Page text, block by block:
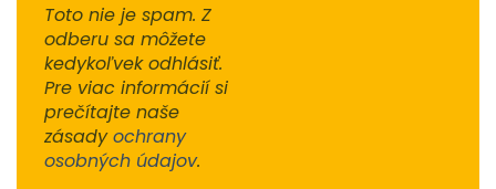
Toto nie je spam. Z
odberu sa môžete
kedykoľvek odhlásiť.
Pre viac informácií si
prečítajte naše
zásadyochrany
osobných údajov.